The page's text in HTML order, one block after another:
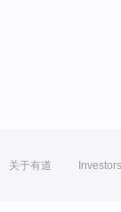
关于有道 Investors